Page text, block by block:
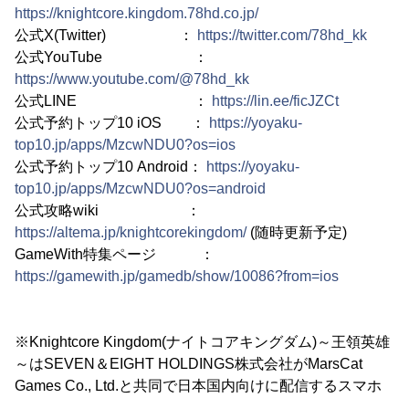
https://knightcore.kingdom.78hd.co.jp/
公式X(Twitter) ：
https://twitter.com/78hd_kk
公式YouTube ：
https://www.youtube.com/@78hd_kk
公式LINE ：
https://lin.ee/ficJZCt
公式予約トップ10 iOS ：
https://yoyaku-
top10.jp/apps/MzcwNDU0?os=ios
公式予約トップ10 Android：
https://yoyaku-
top10.jp/apps/MzcwNDU0?os=android
公式攻略wiki ：
https://altema.jp/knightcorekingdom/(随時更新予定)
GameWith特集ページ ：
https://gamewith.jp/gamedb/show/10086?from=ios
※Knightcore Kingdom(ナイトコアキングダム)～王領英雄
～はSEVEN＆EIGHT HOLDINGS株式会社がMarsCat
Games Co., Ltd.と共同で日本国内向けに配信するスマホ